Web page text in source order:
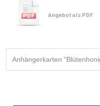
Angebot als PDF